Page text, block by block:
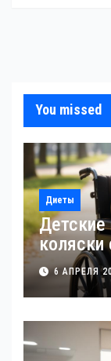
You missed
Диеты
Детские
6 АПРЕЛЯ